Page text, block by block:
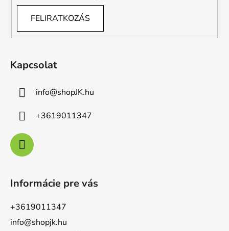
FELIRATKOZÁS
Kapcsolat
info@shopJK.hu
+3619011347
Informácie pre vás
+3619011347
info@shopjk.hu